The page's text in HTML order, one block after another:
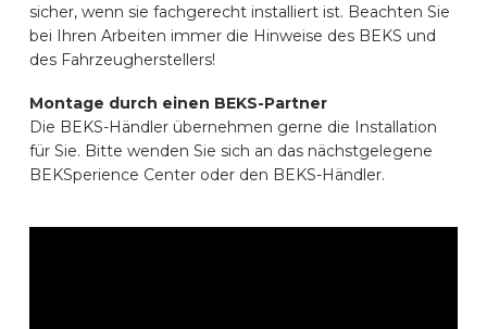
ONLINE EINRICHTEN
DE
sicher, wenn sie fachgerecht installiert ist. Beachten Sie
bei Ihren Arbeiten immer die Hinweise des BEKS und
des Fahrzeugherstellers!
Montage durch einen BEKS-Partner
Die BEKS-Händler übernehmen gerne die Installation
für Sie. Bitte wenden Sie sich an das nächstgelegene
BEKSperience Center oder den BEKS-Händler.